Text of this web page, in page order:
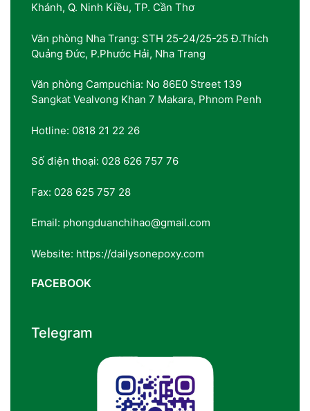
Khánh, Q. Ninh Kiều, TP. Cần Thơ
Văn phòng Nha Trang: STH 25-24/25-25 Đ.Thích
Quảng Đức, P.Phước Hải, Nha Trang
Văn phòng Campuchia: No 86E0 Street 139
Sangkat Vealvong Khan 7 Makara, Phnom Penh
Hotline: 0818 21 22 26
Số điện thoại: 028 626 757 76
Fax: 028 625 757 28
Email: phongduanchihao@gmail.com
Website: https://dailysonepoxy.com
FACEBOOK
Telegram